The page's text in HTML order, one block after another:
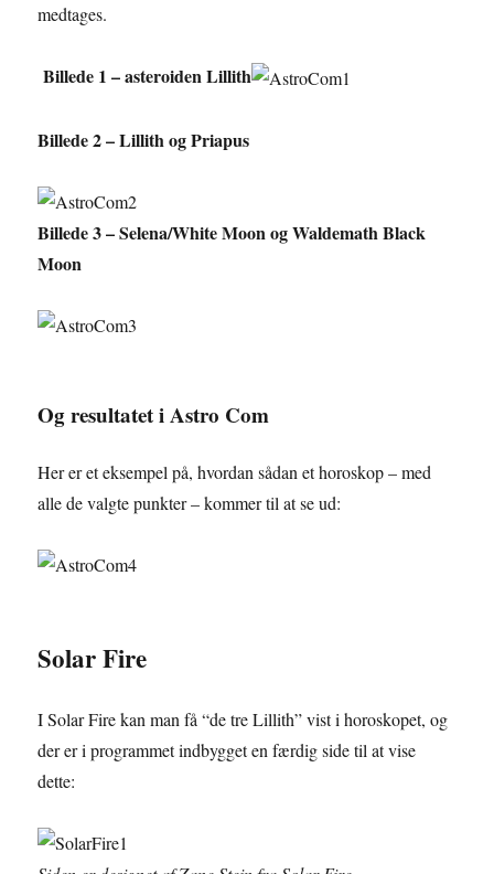
medtages.
Billede 1 – asteroiden Lillith
Billede 2 – Lillith og Priapus
Billede 3 – Selena/White Moon og Waldemath Black
Moon
Og resultatet i Astro Com
Her er et eksempel på, hvordan sådan et horoskop – med
alle de valgte punkter – kommer til at se ud:
Solar Fire
I Solar Fire kan man få “de tre Lillith” vist i horoskopet, og
der er i programmet indbygget en færdig side til at vise
dette: